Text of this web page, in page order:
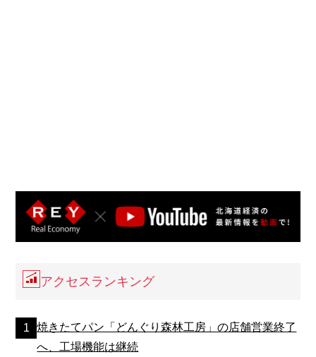
アクセスランキング
焼きたてパン「どんぐり森林工房」の店舗営業終了
へ、工場機能は継続